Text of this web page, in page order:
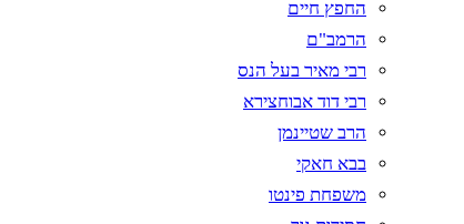
החפץ חיים
הרמב"ם
רבי מאיר בעל הנס
רבי דוד אבוחצירא
הרב שטיינמן
בבא חאקי
משפחת פינטו